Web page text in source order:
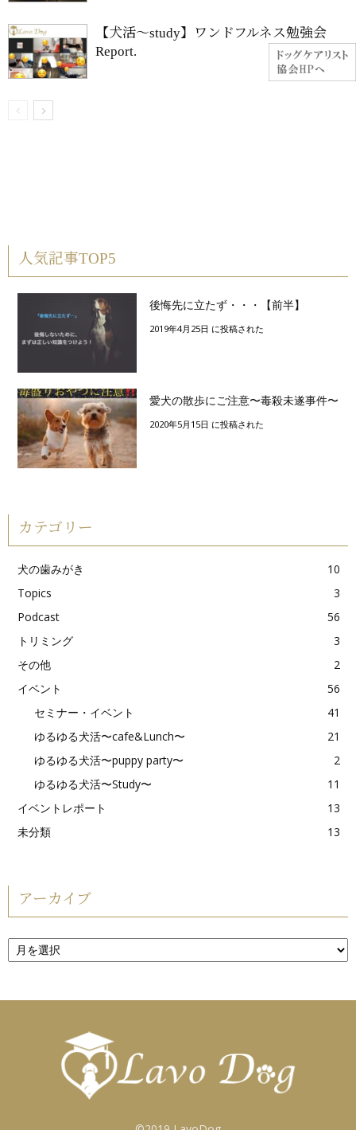
【犬活〜study】ワンドフルネス勉強会
Report.
人気記事TOP5
後悔先に立たず・・・【前半】
2019年4月25日 に投稿された
愛犬の散歩にご注意〜毒殺未遂事件〜
2020年5月15日 に投稿された
カテゴリー
犬の歯みがき
10
Topics
3
Podcast
56
トリミング
3
その他
2
イベント
56
セミナー・イベント
41
ゆるゆる犬活〜cafe&Lunch〜
21
ゆるゆる犬活〜puppy party〜
2
ゆるゆる犬活〜Study〜
11
イベントレポート
13
未分類
13
アーカイブ
ア
ー
ブ